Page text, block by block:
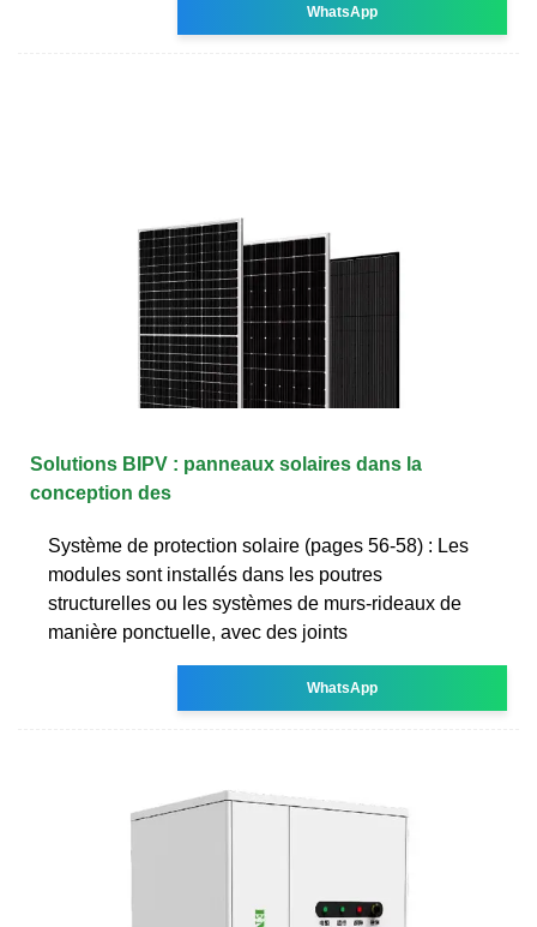
WhatsApp
Solutions BIPV : panneaux solaires dans la
conception des
Système de protection solaire (pages 56-58) : Les
modules sont installés dans les poutres
structurelles ou les systèmes de murs-rideaux de
manière ponctuelle, avec des joints
WhatsApp